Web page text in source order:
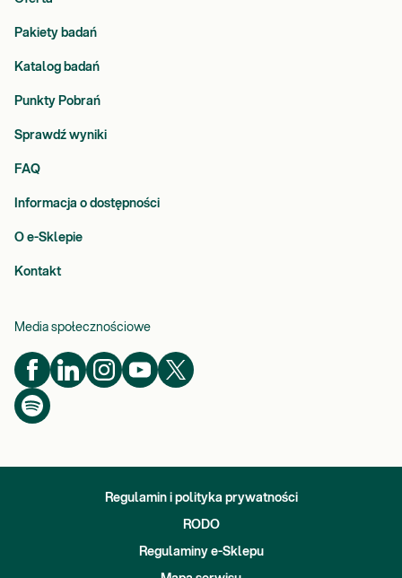
Pakiety badań
Katalog badań
Punkty Pobrań
Sprawdź wyniki
FAQ
Informacja o dostępności
O e-Sklepie
Kontakt
Media społecznościowe
Regulamin i polityka prywatności
RODO
Regulaminy e-Sklepu